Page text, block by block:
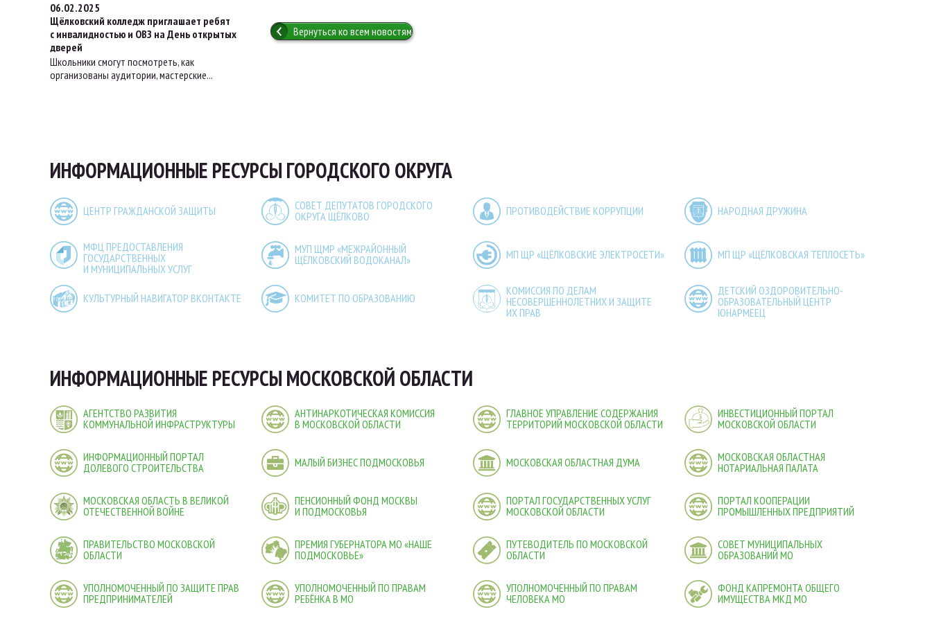
06.02.2025
Щёлковский колледж приглашает ребят
с инвалидностью и ОВЗ на День открытых
дверей
Школьники смогут посмотреть, как
организованы аудитории, мастерские...
Вернуться ко всем новостям
ИНФОРМАЦИОННЫЕ РЕСУРСЫ ГОРОДСКОГО ОКРУГА
ЦЕНТР ГРАЖДАНСКОЙ ЗАЩИТЫ
СОВЕТ ДЕПУТАТОВ ГОРОДСКОГО
ОКРУГА ЩЁЛКОВО
ПРОТИВОДЕЙСТВИЕ КОРРУПЦИИ НАРОДНАЯ ДРУЖИНА
МФЦ ПРЕДОСТАВЛЕНИЯ
ГОСУДАРСТВЕННЫХ
И МУНИЦИПАЛЬНЫХ УСЛУГ
МУП ЩМР «МЕЖРАЙОННЫЙ
ЩЁЛКОВСКИЙ ВОДОКАНАЛ»
МП ЩР «ЩЁЛКОВСКИЕ ЭЛЕКТРОСЕТИ» МП ЩР «ЩЁЛКОВСКАЯ ТЕПЛОСЕТЬ»
КУЛЬТУРНЫЙ НАВИГАТОР ВКОНТАКТЕ КОМИТЕТ ПО ОБРАЗОВАНИЮ
КОМИССИЯ ПО ДЕЛАМ
НЕСОВЕРШЕННОЛЕТНИХ И ЗАЩИТЕ
ИХ ПРАВ
ДЕТСКИЙ ОЗДОРОВИТЕЛЬНО-
ОБРАЗОВАТЕЛЬНЫЙ ЦЕНТР
ЮНАРМЕЕЦ
ИНФОРМАЦИОННЫЕ РЕСУРСЫ МОСКОВСКОЙ ОБЛАСТИ
АГЕНТСТВО РАЗВИТИЯ
КОММУНАЛЬНОЙ ИНФРАСТРУКТУРЫ
АНТИНАРКОТИЧЕСКАЯ КОМИССИЯ
В МОСКОВСКОЙ ОБЛАСТИ
ГЛАВНОЕ УПРАВЛЕНИЕ СОДЕРЖАНИЯ
ТЕРРИТОРИЙ МОСКОВСКОЙ ОБЛАСТИ
ИНВЕСТИЦИОННЫЙ ПОРТАЛ
МОСКОВСКОЙ ОБЛАСТИ
ИНФОРМАЦИОННЫЙ ПОРТАЛ
ДОЛЕВОГО СТРОИТЕЛЬСТВА
МАЛЫЙ БИЗНЕС ПОДМОСКОВЬЯ МОСКОВСКАЯ ОБЛАСТНАЯ ДУМА
МОСКОВСКАЯ ОБЛАСТНАЯ
НОТАРИАЛЬНАЯ ПАЛАТА
МОСКОВСКАЯ ОБЛАСТЬ В ВЕЛИКОЙ
ОТЕЧЕСТВЕННОЙ ВОЙНЕ
ПЕНСИОННЫЙ ФОНД МОСКВЫ
И ПОДМОСКОВЬЯ
ПОРТАЛ ГОСУДАРСТВЕННЫХ УСЛУГ
МОСКОВСКОЙ ОБЛАСТИ
ПОРТАЛ КООПЕРАЦИИ
ПРОМЫШЛЕННЫХ ПРЕДПРИЯТИЙ
ПРАВИТЕЛЬСТВО МОСКОВСКОЙ
ОБЛАСТИ
ПРЕМИЯ ГУБЕРНАТОРА МО «НАШЕ
ПОДМОСКОВЬЕ»
ПУТЕВОДИТЕЛЬ ПО МОСКОВСКОЙ
ОБЛАСТИ
СОВЕТ МУНИЦИПАЛЬНЫХ
ОБРАЗОВАНИЙ МО
УПОЛНОМОЧЕННЫЙ ПО ЗАЩИТЕ ПРАВ
ПРЕДПРИНИМАТЕЛЕЙ
УПОЛНОМОЧЕННЫЙ ПО ПРАВАМ
РЕБЁНКА В МО
УПОЛНОМОЧЕННЫЙ ПО ПРАВАМ
ЧЕЛОВЕКА МО
ФОНД КАПРЕМОНТА ОБЩЕГО
ИМУЩЕСТВА МКД МО